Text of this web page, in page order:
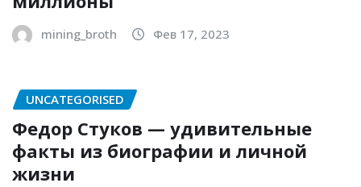
mining_broth Фев 17, 2023
UNCATEGORISED
Федор Стуков — удивительные
факты из биографии и личной
жизни